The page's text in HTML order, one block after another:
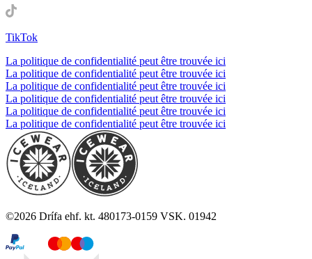
TikTok
La politique de confidentialité peut être trouvée ici
La politique de confidentialité peut être trouvée ici
La politique de confidentialité peut être trouvée ici
La politique de confidentialité peut être trouvée ici
La politique de confidentialité peut être trouvée ici
La politique de confidentialité peut être trouvée ici
©2026 Drífa ehf. kt. 480173-0159 VSK. 01942